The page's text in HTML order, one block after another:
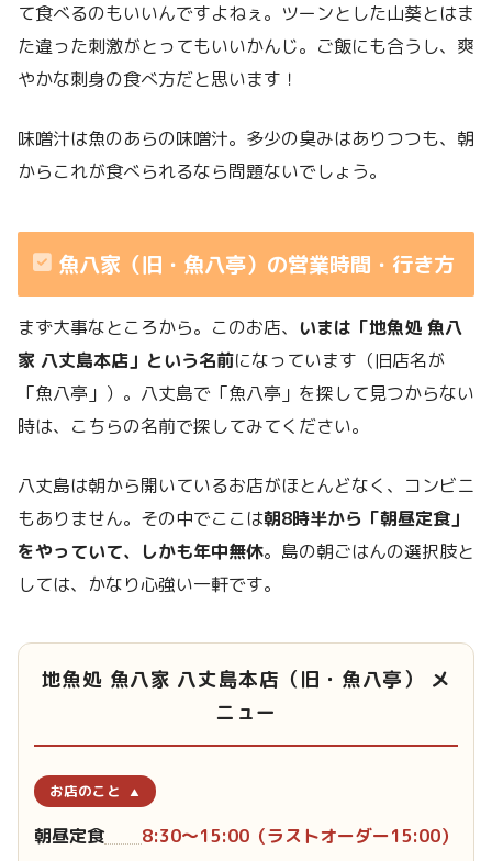
て食べるのもいいんですよねぇ。ツーンとした山葵とはま
た違った刺激がとってもいいかんじ。ご飯にも合うし、爽
やかな刺身の食べ方だと思います！
味噌汁は魚のあらの味噌汁。多少の臭みはありつつも、朝
からこれが食べられるなら問題ないでしょう。
魚八家（旧・魚八亭）の営業時間・行き方
まず大事なところから。このお店、 いまは「地魚処 魚八
家 八丈島本店」という名前になっています（旧店名が
「魚八亭」）。八丈島で「魚八亭」を探して見つからない
時は、こちらの名前で探してみてください。
八丈島は朝から開いているお店がほとんどなく、コンビニ
もありません。その中でここは朝8時半から「朝昼定食」
をやっていて、しかも年中無休。島の朝ごはんの選択肢と
しては、かなり心強い一軒です。
地魚処 魚八家 八丈島本店（旧・魚八亭） メ
ニュー
お店のこと
朝昼定食 8:30〜15:00（ラストオーダー15:00）